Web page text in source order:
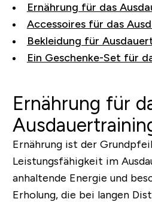
Ernährung für das
Accessoires für das
Bekleidung für
Ein Geschenke-Set für
Ernährung für
Ernährung ist der
Leistungsfähigkeit im
anhaltende Energie und
Erholung, die bei langen